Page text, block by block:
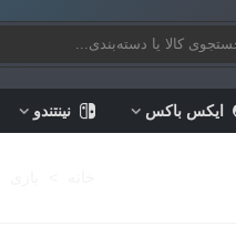
ایکس باکس نینتندو